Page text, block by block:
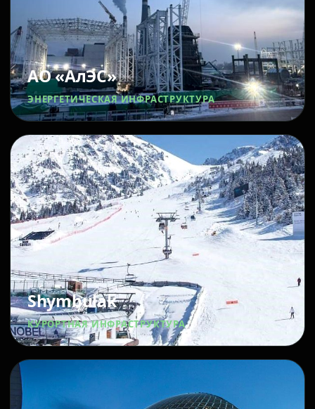
АО «АлЭС»
ЭНЕРГЕТИЧЕСКАЯ ИНФРАСТРУКТУРА
Shymbulak
КУРОРТНАЯ ИНФРАСТРУКТУРА